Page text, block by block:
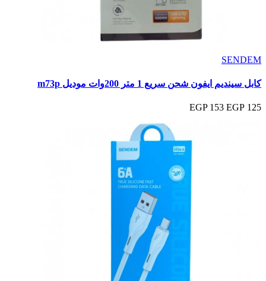
SENDEM
كابل سينديم ايفون شحن سريع 1 متر 200وات موديل m73p
125 EGP
153 EGP